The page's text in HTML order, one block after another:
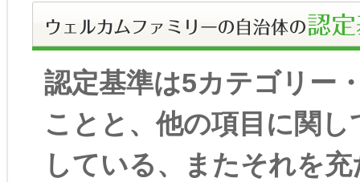
認定基準は5カテゴリー
ことと、他の項目に関
している、またそれを